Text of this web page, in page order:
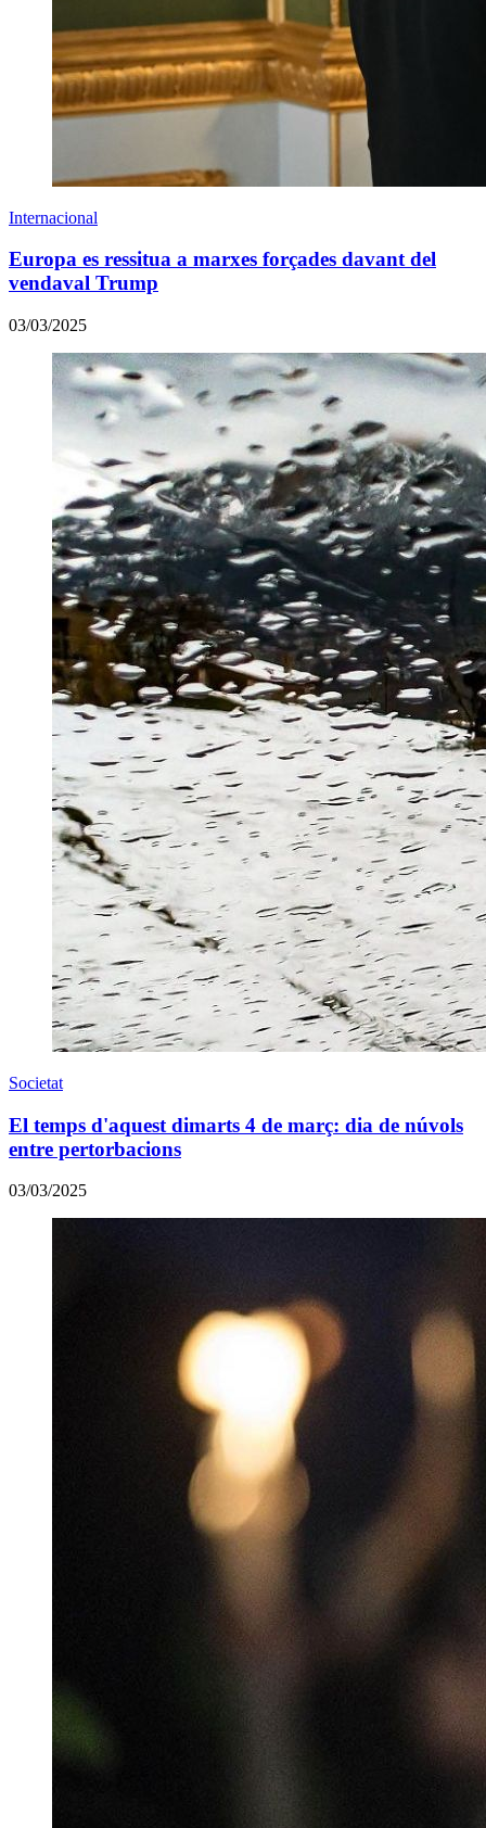
Internacional
Europa es ressitua a marxes forçades davant del
vendaval Trump
03/03/2025
Societat
El temps d'aquest dimarts 4 de març: dia de núvols
entre pertorbacions
03/03/2025